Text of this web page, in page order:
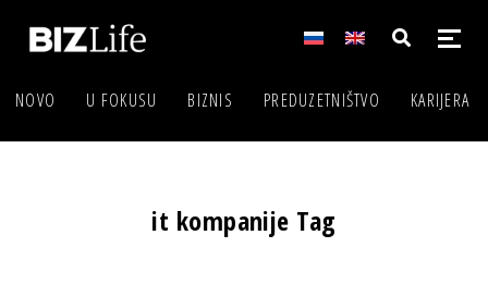
NOVO U FOKUSU BIZNIS PREDUZETNIŠTVO KARIJERA
it kompanije Tag